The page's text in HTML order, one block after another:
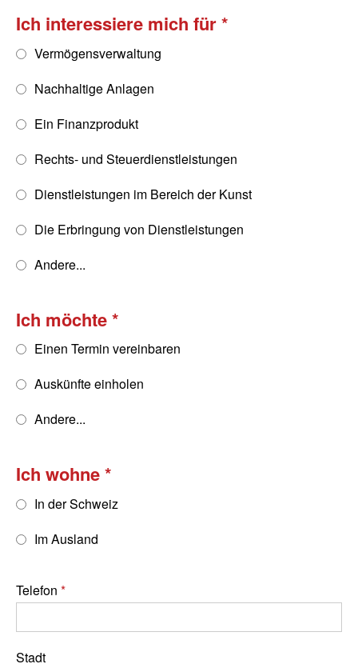
Ich interessiere mich für
Vermögensverwaltung
Nachhaltige Anlagen
Ein Finanzprodukt
Rechts- und Steuerdienstleistungen
Dienstleistungen im Bereich der Kunst
Die Erbringung von Dienstleistungen
Andere...
Ich möchte
Einen Termin vereinbaren
Auskünfte einholen
Andere...
Ich wohne
In der Schweiz
Im Ausland
Telefon
Stadt